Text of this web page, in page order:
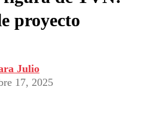
proyecto
Julio
17, 2025